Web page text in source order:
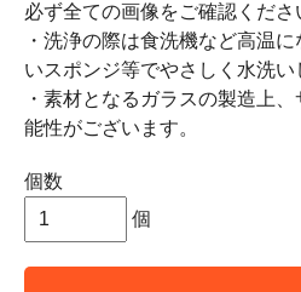
必ず全ての画像をご確認くださ
・洗浄の際は食洗機など高温
いスポンジ等でやさしく水洗い
・素材となるガラスの製造上
能性がございます。
個数
個